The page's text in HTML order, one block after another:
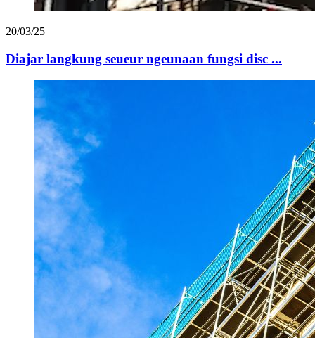
20/03/25
Diajar langkung seueur ngeunaan fungsi disc ...